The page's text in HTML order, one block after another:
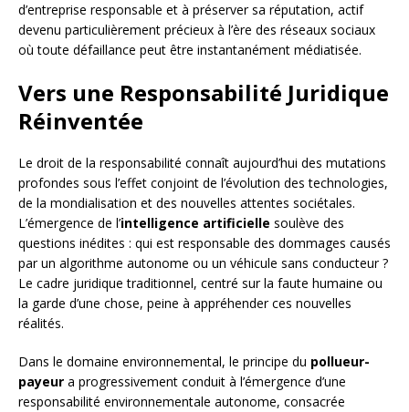
d’entreprise responsable et à préserver sa réputation, actif
devenu particulièrement précieux à l’ère des réseaux sociaux
où toute défaillance peut être instantanément médiatisée.
Vers une Responsabilité Juridique
Réinventée
Le droit de la responsabilité connaît aujourd’hui des mutations
profondes sous l’effet conjoint de l’évolution des technologies,
de la mondialisation et des nouvelles attentes sociétales.
L’émergence de l’intelligence artificielle soulève des
questions inédites : qui est responsable des dommages causés
par un algorithme autonome ou un véhicule sans conducteur ?
Le cadre juridique traditionnel, centré sur la faute humaine ou
la garde d’une chose, peine à appréhender ces nouvelles
réalités.
Dans le domaine environnemental, le principe du pollueur-
payeur a progressivement conduit à l’émergence d’une
responsabilité environnementale autonome, consacrée